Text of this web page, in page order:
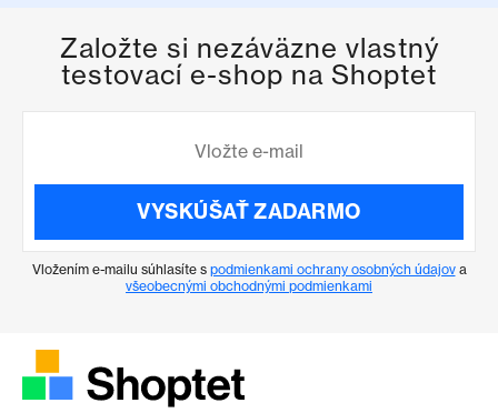
Založte si nezáväzne vlastný
testovací e-shop na Shoptet
VYSKÚŠAŤ ZADARMO
Vložením e-mailu súhlasíte s podmienkami ochrany osobných údajova
všeobecnými obchodnými podmienkami